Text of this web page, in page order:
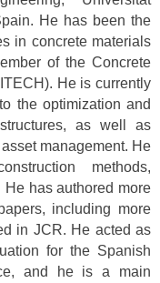
He has been the
in concrete materials
of the Concrete
He is currently
the optimization and
as well as
management. He
methods,
has authored more
including more
in JCR. He acted as
for the Spanish
and he is a main